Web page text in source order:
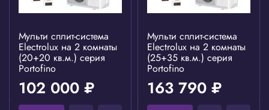
Мульти сплит-система
Electrolux на 2 комнаты
(20+20 кв.м.) серия
Portofino
102 000 ₽
Мульти сплит-система
Electrolux на 2 комнаты
(25+35 кв.м.) серия
Portofino
163 790 ₽